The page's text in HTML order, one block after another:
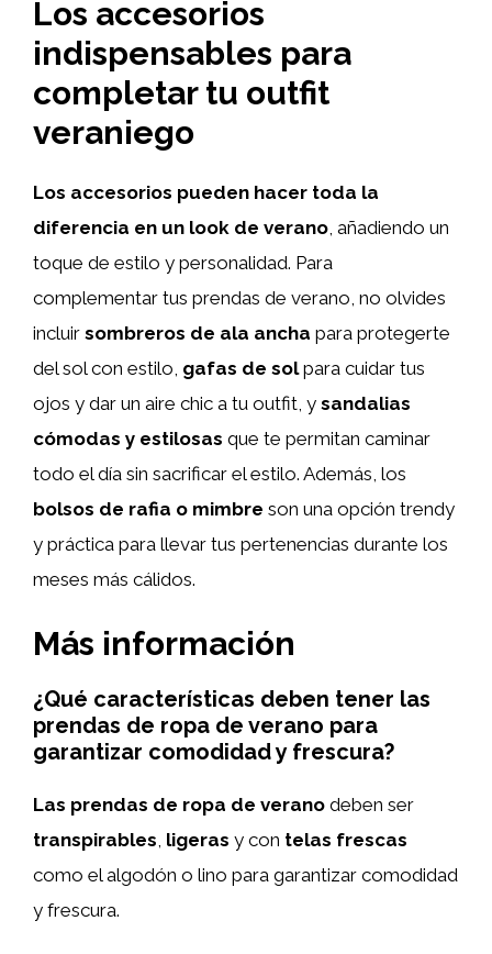
Los accesorios
indispensables para
completar tu outfit
veraniego
Los accesorios pueden hacer toda la
diferencia en un look de verano , añadiendo un
toque de estilo y personalidad. Para
complementar tus prendas de verano, no olvides
incluir sombreros de ala ancha para protegerte
del sol con estilo, gafas de solpara cuidar tus
ojos y dar un aire chic a tu outfit, y sandalias
cómodas y estilosas que te permitan caminar
todo el día sin sacrificar el estilo. Además, los
bolsos de rafia o mimbre son una opción trendy
y práctica para llevar tus pertenencias durante los
meses más cálidos.
Más información
¿Qué características deben tener las
prendas de ropa de verano para
garantizar comodidad y frescura?
Las prendas de ropa de verano deben ser
transpirables, ligeras y con telas frescas
como el algodón o lino para garantizar comodidad
y frescura.